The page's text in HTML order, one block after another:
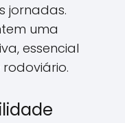
jornadas.
uma
essencial